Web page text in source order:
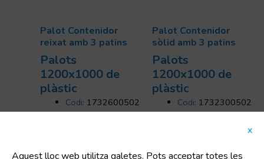
Palot Contenidor
reixat amb 3 patins
Palots
1200x1000 de
plàstic
Codi: 1732600502
Dimensions:
Uts/pallet:4
Palot Contenidor
sòlid amb 3 patins
Palots
1200x1000 de
plàstic
Codi: 1732300502
Dimensions:
Uts/pallet:4
Aquest lloc web utilitza galetes. Pots acceptar totes les
x